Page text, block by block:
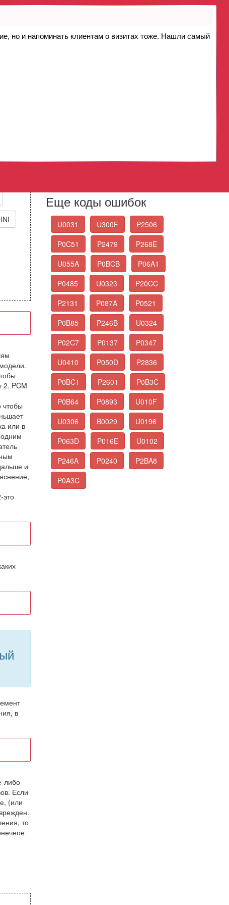
но и напоминать клиентам о визитах тоже. Нашли самый
нагревателем - низкий
Low B2S3
2. PCM
чтобы
или в
и
это
в
либо
Если
(или
то
Еще коды ошибок
U0031 U300F
P2506
P0C51
P2479
P268E
U055A
P0BCB
P06A1
P0485
U0323
P20CC
P2131
P087A
P0521
P0B85
P246B
U0324
P02C7
P0137
P0347
U0410
P050D
P2836
P0BC1
P2601
P0B3C
P0B64
P0893
U010F
U0306
B0029
U0196
P063D
P016E
U0102
P246A
P0240
P2BA8
P0A3C